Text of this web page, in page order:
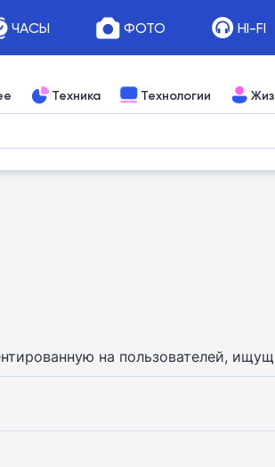
ЧАСЫ ФОТО HI-FI
Техника Технологии
на пользователей,